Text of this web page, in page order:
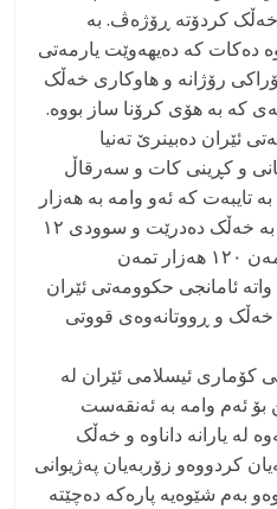
کردۆتە ڕۆژەڤ. بە
دەکات کە دەیهەوێت یارمەتی
رۆژانە و هاوکاری خەڵک
کە بە هۆی کرۆنا ساز بووە.
ئێران دەبینرێ تەنیا
و کڕینی کات و سەرقاڵ
تایبەت کە ئەو وامە بە هەزار
منەت و کەفالەت و گەرەنتی بە خەڵک دەدرێت و سوودی ۱۲
لە سەت واتە بۆ یەک ملوێن تمەن ۱۲۰ هەزار تمەن
ئامانجی حکوومەتی ئێران
و ڕووتانەوەی قووتی
کۆماری ئیسلامی ئێران لە
بۆ ئەم وامە بە ئەنقەست
لە یارانە داناوە و خەڵک
کردووەو زۆربەیان پەژیوانی
بەم شێوەیە پارەکە دەچێتە